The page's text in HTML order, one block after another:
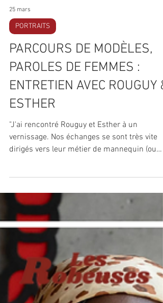
25 mars
PORTRAITS
PARCOURS DE MODÈLES,
PAROLES DE FEMMES :
ESTHER
"J'ai rencontré Rouguy et Esther à un
vernissage. Nos échanges se sont très vite
dirigés vers leur métier de mannequin (ou
plutôt de modèle). J'étais curieuse d'en
apprendre davantage sur leurs parcours et
découvrir, à travers leurs expériences, les
coulisses d'une industrie qui nourrit toutes
sortes de fantasmes. J'ai été touchée par la
sincérité et la lucidité de leurs discours, qui